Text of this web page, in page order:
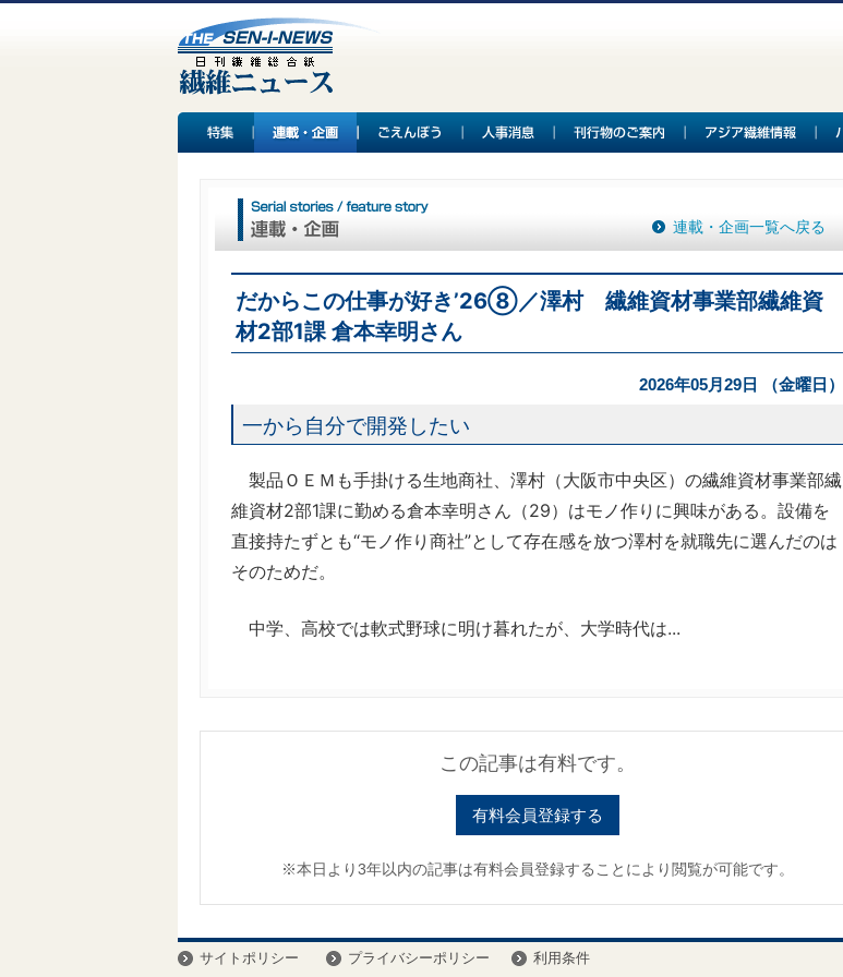
連載・企画一覧へ戻る
だからこの仕事が好き’26⑧／澤村 繊維資材事業部繊維資
材2部1課 倉本幸明さん
2026年05月29日 （金曜日）
一から自分で開発したい
製品ＯＥＭも手掛ける生地商社、澤村（大阪市中央区）の繊維資材事業部繊
維資材2部1課に勤める倉本幸明さん（29）はモノ作りに興味がある。設備を
直接持たずとも“モノ作り商社”として存在感を放つ澤村を就職先に選んだのは
そのためだ。
中学、高校では軟式野球に明け暮れたが、大学時代は...
この記事は有料です。
有料会員登録する
※本日より3年以内の記事は有料会員登録することにより閲覧が可能です。
サイトポリシー プライバシーポリシー 利用条件